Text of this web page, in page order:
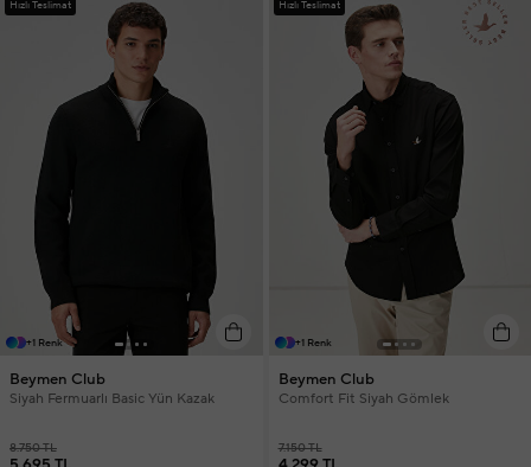
Hızlı Teslimat
+1 Renk
Beymen Club
Siyah Fermuarlı Basic Yün Kazak
8.750 TL
Hızlı Teslimat
+1 Renk
Beymen Club
Comfort Fit Siyah Gömlek
7.150 TL